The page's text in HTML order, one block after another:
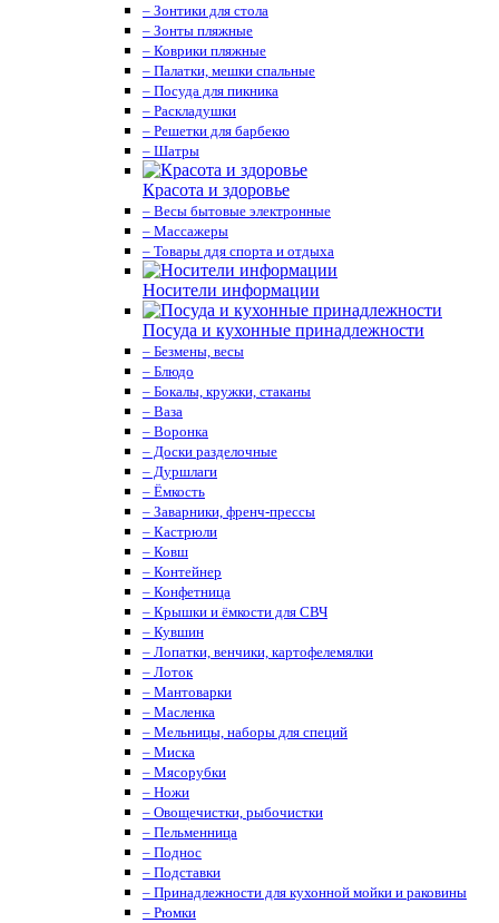
– Зонтики для стола
– Зонты пляжные
– Коврики пляжные
– Палатки, мешки спальные
– Посуда для пикника
– Раскладушки
– Решетки для барбекю
– Шатры
Красота и здоровье
– Весы бытовые электронные
– Массажеры
– Товары ддя спорта и отдыха
Носители информации
Посуда и кухонные принадлежности
– Безмены, весы
– Блюдо
– Бокалы, кружки, стаканы
– Ваза
– Воронка
– Доски разделочные
– Дуршлаги
– Ёмкость
– Заварники, френч-прессы
– Кастрюли
– Ковш
– Контейнер
– Конфетница
– Крышки и ёмкости для СВЧ
– Кувшин
– Лопатки, венчики, картофелемялки
– Лоток
– Мантоварки
– Масленка
– Мельницы, наборы для специй
– Миска
– Мясорубки
– Ножи
– Овощечистки, рыбочистки
– Пельменница
– Поднос
– Подставки
– Принадлежности для кухонной мойки и раковины
– Рюмки